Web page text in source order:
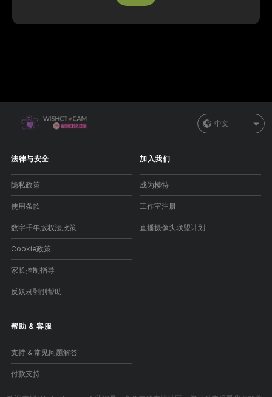
中文
法律与安全
隐私政策
使用条款
数字千年版权法政策
Cookie政策
家长控制指导
反奴隶剥削帮助
加入我们
成为模特
工作室注册
直播摄像头联盟计划
帮助 &客服
支持 & 常见问题解答
付款支持